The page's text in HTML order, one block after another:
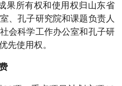
果所有权和使用权归山东省
、孔子研究院和课题负责人
会科学工作办公室和孔子研
先使用权。